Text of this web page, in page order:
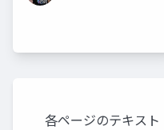
各ページのテキスト